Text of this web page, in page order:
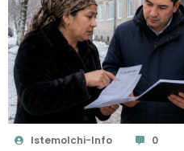
Istemolchi-Info 0